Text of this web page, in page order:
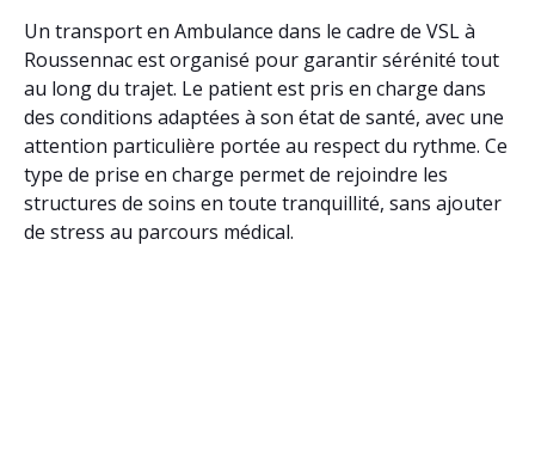
Un transport en Ambulance dans le cadre de VSL à
Roussennac est organisé pour garantir sérénité tout
au long du trajet. Le patient est pris en charge dans
des conditions adaptées à son état de santé, avec une
attention particulière portée au respect du rythme. Ce
type de prise en charge permet de rejoindre les
structures de soins en toute tranquillité, sans ajouter
de stress au parcours médical.